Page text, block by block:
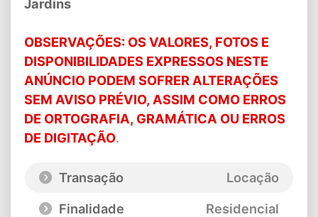
Jardins
OBSERVAÇÕES: OS VALORES, FOTOS E
DISPONIBILIDADES EXPRESSOS NESTE
ANÚNCIO PODEM SOFRER ALTERAÇÕES
SEM AVISO PRÉVIO, ASSIM COMO ERROS
DE ORTOGRAFIA, GRAMÁTICA OU ERROS
DE DIGITAÇÃO.
Transação
Locação
Finalidade
Residencial